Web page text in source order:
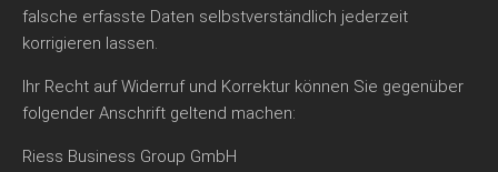
falsche erfasste Daten selbstverständlich jederzeit
korrigieren lassen.
Ihr Recht auf Widerruf und Korrektur können Sie gegenüber
folgender Anschrift geltend machen:
Riess Business Group GmbH